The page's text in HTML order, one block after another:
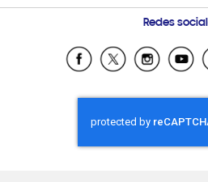
Preguntas
Samsung Costa
Samsung
Samsung El
Samsung
Samsung
Samsung
Redes